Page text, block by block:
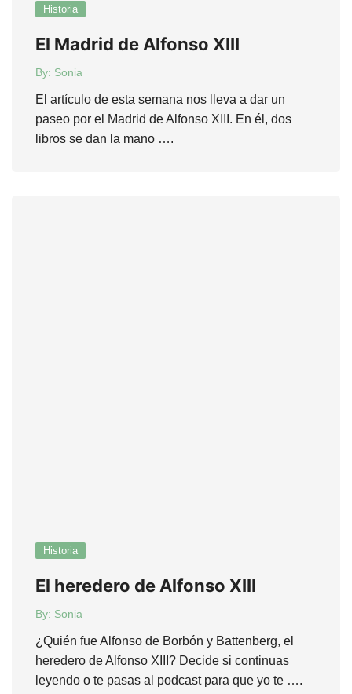
Historia
El Madrid de Alfonso XIII
By: Sonia
El artículo de esta semana nos lleva a dar un
paseo por el Madrid de Alfonso XIII. En él, dos
libros se dan la mano ….
Historia
El heredero de Alfonso XIII
By: Sonia
¿Quién fue Alfonso de Borbón y Battenberg, el
heredero de Alfonso XIII? Decide si continuas
leyendo o te pasas al podcast para que yo te ….